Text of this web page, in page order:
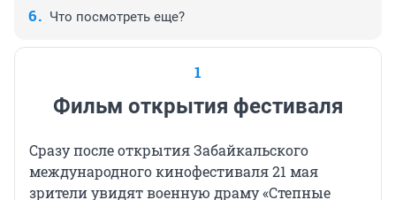
Что посмотреть еще?
1
Фильм открытия фестиваля
Сразу после открытия Забайкальского
международного кинофестиваля 21 мая
зрители увидят военную драму «Степные